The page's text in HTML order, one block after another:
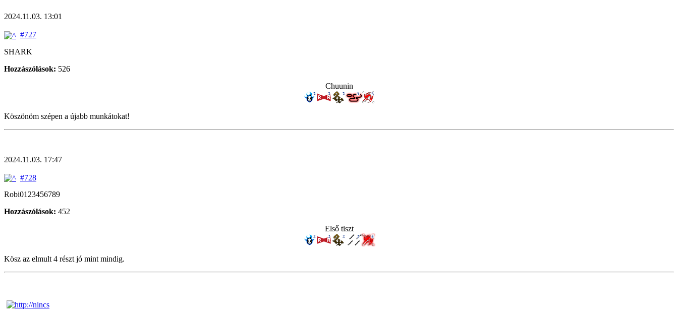
2024.11.03. 13:01
#727
SHARK
Hozzászólások: 526
Chuunin
Köszönöm szépen a újabb munkátokat!
2024.11.03. 17:47
#728
Robi0123456789
Hozzászólások: 452
Első tiszt
Kösz az elmult 4 részt jó mint mindig.